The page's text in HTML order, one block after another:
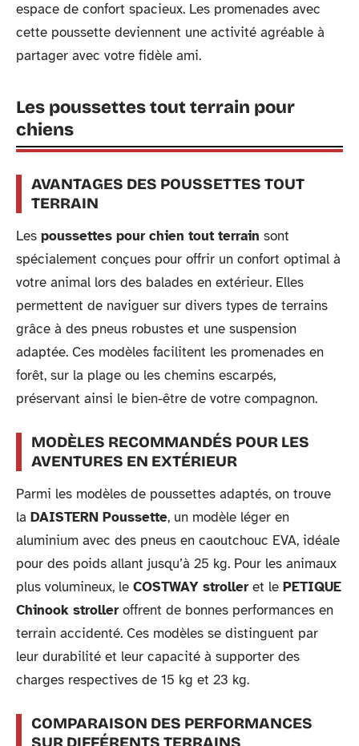
espace de confort spacieux. Les promenades avec
cette poussette deviennent une activité agréable à
partager avec votre fidèle ami.
Les poussettes tout terrain pour
chiens
AVANTAGES DES POUSSETTES TOUT
TERRAIN
Les poussettes pour chien tout terrain sont
spécialement conçues pour offrir un confort optimal à
votre animal lors des balades en extérieur. Elles
permettent de naviguer sur divers types de terrains
grâce à des pneus robustes et une suspension
adaptée. Ces modèles facilitent les promenades en
forêt, sur la plage ou les chemins escarpés,
préservant ainsi le bien-être de votre compagnon.
MODÈLES RECOMMANDÉS POUR LES
AVENTURES EN EXTÉRIEUR
Parmi les modèles de poussettes adaptés, on trouve
la DAISTERN Poussette, un modèle léger en
aluminium avec des pneus en caoutchouc EVA, idéale
pour des poids allant jusqu’à 25 kg. Pour les animaux
plus volumineux, le COSTWAY stroller et le PETIQUE
Chinook stroller offrent de bonnes performances en
terrain accidenté. Ces modèles se distinguent par
leur durabilité et leur capacité à supporter des
charges respectives de 15 kg et 23 kg.
COMPARAISON DES PERFORMANCES